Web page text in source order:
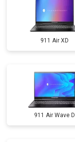
911 Air XD
911 Air Wave D